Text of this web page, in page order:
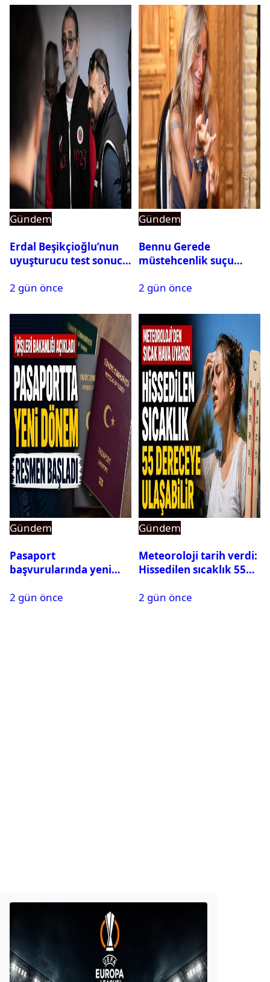
Gündem
Erdal Beşikçioğlu’nun
uyuşturucu test sonucu
2 gün önce
Gündem
Bennu Gerede
müstehcenlik suçu
alındı
2 gün önce
Gündem
Pasaport
başvurularında yeni
2 gün önce
Gündem
Meteoroloji tarih verdi:
Hissedilen sıcaklık 55
2 gün önce